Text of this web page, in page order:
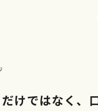
けではなく、